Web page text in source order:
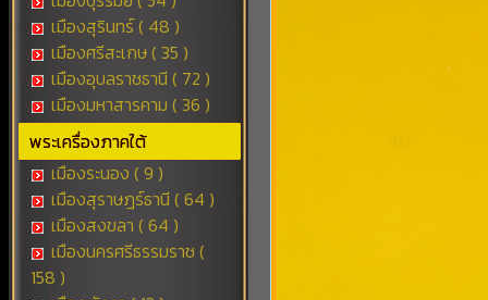
เมืองสุรินทร์ ( 48 )
เมืองศรีสะเกษ ( 35 )
เมืองอุบลราชธานี ( 72 )
เมืองมหาสารคาม ( 36 )
พระเครื่องภาคใต้
เมืองระนอง ( 9 )
เมืองสุราษฎร์ธานี ( 64 )
เมืองสงขลา ( 64 )
เมืองนครศรีธรรมราช (
158 )